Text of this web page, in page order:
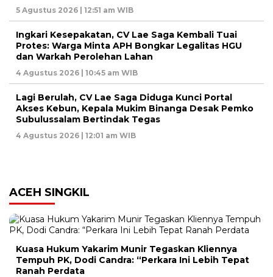
5 Agustus 2026 | 12:51 am WIB
Ingkari Kesepakatan, CV Lae Saga Kembali Tuai
Protes: Warga Minta APH Bongkar Legalitas HGU
dan Warkah Perolehan Lahan
4 Agustus 2026 | 10:45 am WIB
Lagi Berulah, CV Lae Saga Diduga Kunci Portal
Akses Kebun, Kepala Mukim Binanga Desak Pemko
Subulussalam Bertindak Tegas
4 Agustus 2026 | 12:01 am WIB
ACEH SINGKIL
Kuasa Hukum Yakarim Munir Tegaskan Kliennya
Tempuh PK, Dodi Candra: “Perkara Ini Lebih Tepat
Ranah Perdata